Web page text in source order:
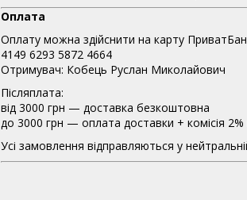
Оплата
Оплату можна здійснити на карту
4149 6293 5872 4664
Отримувач: Кобець Руслан Миколайович
Післяплата:
від 3000 грн — доставка безкоштовна
до 3000 грн — оплата доставки + комісія
Усі замовлення відправляються у